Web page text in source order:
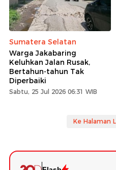
Sumatera Selatan
Warga Jakabaring
Keluhkan Jalan Rusak,
Bertahun-tahun Tak
Diperbaiki
Sabtu, 25 Jul 2026 06:31 WIB
Ke Halaman